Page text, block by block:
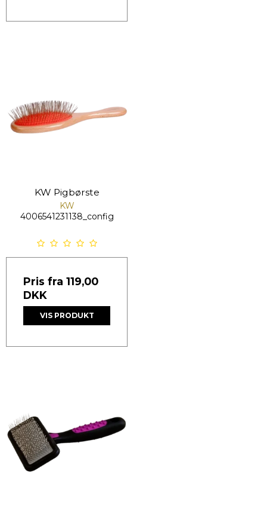
KW Pigbørste
KW
4006541231138_config
Pris fra 119,00
DKK
VIS PRODUKT